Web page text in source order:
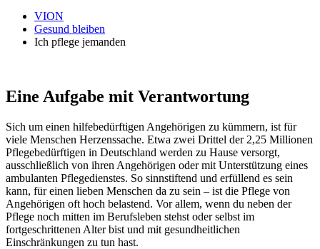
VION
Gesund bleiben
Ich pflege jemanden
Eine Aufgabe mit Verantwortung
Sich um einen hilfebedürftigen Angehörigen zu kümmern, ist für
viele Menschen Herzenssache. Etwa zwei Drittel der 2,25 Millionen
Pflegebedürftigen in Deutschland werden zu Hause versorgt,
ausschließlich von ihren Angehörigen oder mit Unterstützung eines
ambulanten Pflegedienstes. So sinnstiftend und erfüllend es sein
kann, für einen lieben Menschen da zu sein – ist die Pflege von
Angehörigen oft hoch belastend. Vor allem, wenn du neben der
Pflege noch mitten im Berufsleben stehst oder selbst im
fortgeschrittenen Alter bist und mit gesundheitlichen
Einschränkungen zu tun hast.